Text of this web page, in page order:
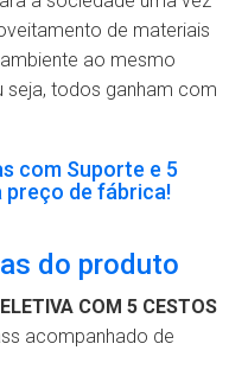
de materiais
ao mesmo
seja, todos ganham com
com Suporte e 5
preço de fábrica!
do produto
COM 5 CESTOS
acompanhado de